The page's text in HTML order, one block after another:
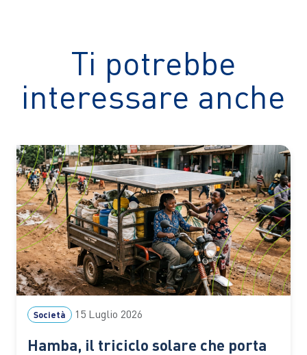
Ti potrebbe
interessare anche
Società 15 Luglio 2026
Hamba, il triciclo solare che porta